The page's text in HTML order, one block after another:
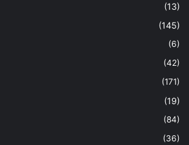
(13)
(145)
(6)
(42)
(171)
(19)
(84)
(36)